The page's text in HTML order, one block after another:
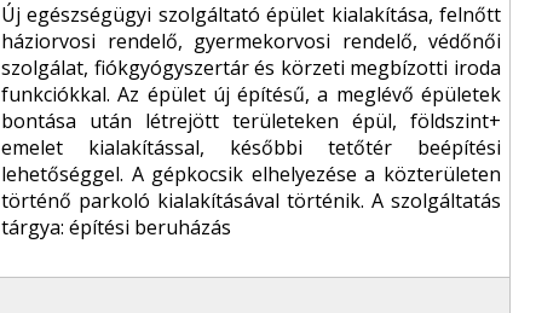
Új egészségügyi szolgáltató épület kialakítása, felnőtt
háziorvosi rendelő, gyermekorvosi rendelő, védőnői
szolgálat, fiókgyógyszertár és körzeti megbízotti iroda
funkciókkal. Az épület új építésű, a meglévő épületek
bontása után létrejött területeken épül, földszint+
emelet kialakítással, későbbi tetőtér beépítési
lehetőséggel. A gépkocsik elhelyezése a közterületen
történő parkoló kialakításával történik. A szolgáltatás
tárgya: építési beruházás